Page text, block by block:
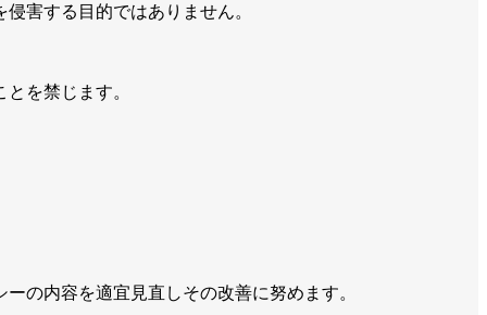
害する目的ではありません。
を禁じます。
の内容を適宜見直しその改善に努めます。